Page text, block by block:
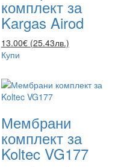
комплект за
Kargas Airod
13.00€ (25.43лв.)
Купи
Мембрани
комплект за
Koltec VG177